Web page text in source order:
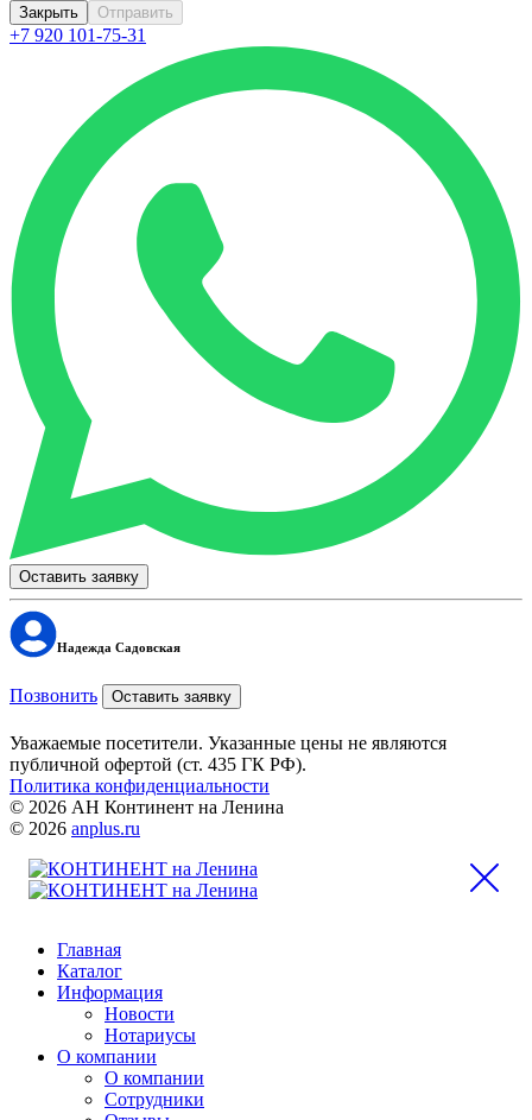
Закрыть Отправить
+7 920 101-75-31
Оставить заявку
Надежда Садовская
Позвонить Оставить заявку
Уважаемые посетители. Указанные цены не являются
публичной офертой (ст. 435 ГК РФ).
Политика конфиденциальности
© 2026 АН Континент на Ленина
© 2026 anplus.ru
Главная
Каталог
Информация
Новости
Нотариусы
О компании
О компании
Сотрудники